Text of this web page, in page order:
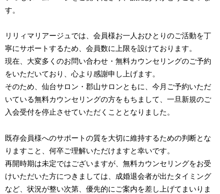
す。
リリィマリアージュでは、会員様お一人おひとりのご活動を丁
寧にサポートするため、会員数に上限を設けております。
現在、大変多くのお問い合わせ・無料カウンセリングのご予約
をいただいており、心より感謝申し上げます。
そのため、仙台サロン・郡山サロンともに、今月ご予約いただ
いている無料カウンセリングの方をもちまして、一旦新規のご
入会受付を停止させていただくこととなりました。
既存会員様へのサポートの質を大切に維持するための判断とな
りますこと、何卒ご理解いただけますと幸いです。
再開時期は未定ではございますが、無料カウンセリングをお受
けいただいた方につきましては、成婚退会者が出たタイミング
など、状況が整い次第、優先的にご案内を差し上げてまいりま